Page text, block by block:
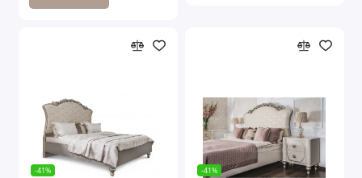
-41%
-41%